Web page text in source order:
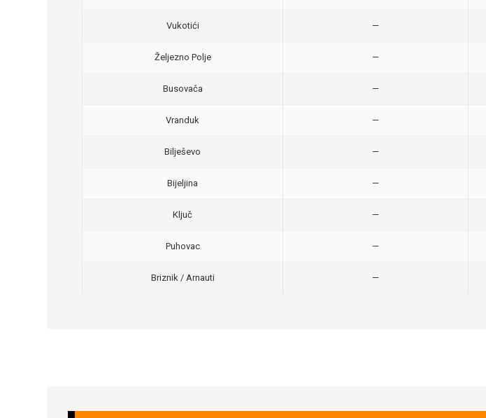
Vukotići —
Željezno Polje —
Busovača —
Vranduk —
Bilješevo —
Bijeljina —
Ključ —
Puhovac —
Briznik / Arnauti —